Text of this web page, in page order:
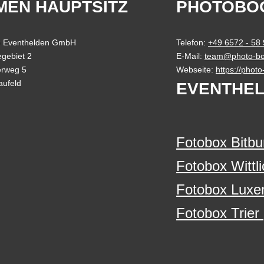
HAUPTSITZ
Eventhelden GmbH
2
5
Telefon: +49 6572 - 58
E-Mail: team@photo-
Webseite: https://
Fotobox
Fotobox
Fotobox
Fotobox Trier